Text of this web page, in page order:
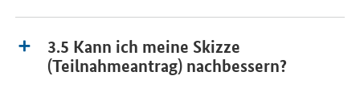
3.5 Kann ich meine Skizze
(Teilnahmeantrag) nachbessern?